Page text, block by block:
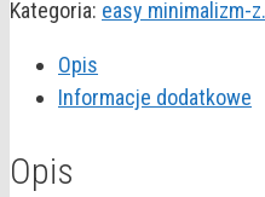
Dulux
"Szlachetna
platyna"
Kategoria: easy minimalizm-
Opis
Informacje dodatkowe
Opis